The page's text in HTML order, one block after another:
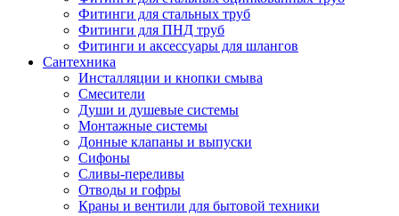
Фитинги для стальных труб
Фитинги для ПНД труб
Фитинги и аксессуары для шлангов
Сантехника
Инсталляции и кнопки смыва
Смесители
Души и душевые системы
Монтажные системы
Донные клапаны и выпуски
Сифоны
Сливы-переливы
Отводы и гофры
Краны и вентили для бытовой техники